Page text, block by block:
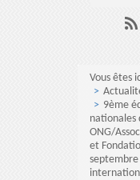
Vous êtes
9ème
nationales
ONG/
et
septembre